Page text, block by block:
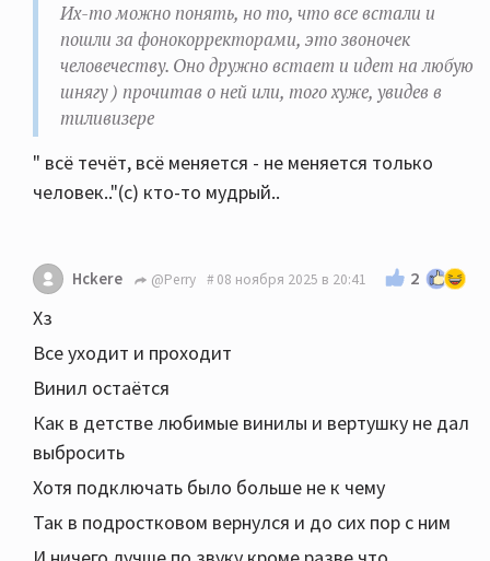
Их-то можно понять, но то, что все встали и
пошли за фонокорректорами, это звоночек
человечеству. Оно дружно встает и идет на любую
шнягу ) прочитав о ней или, того хуже, увидев в
тиливизере
" всё течёт, всё меняется - не меняется только
человек.."(с) кто-то мудрый..
Hckere @Perry 08 ноября 2025 в 20:41 2
Хз
Все уходит и проходит
Винил остаётся
Как в детстве любимые винилы и вертушку не дал
выбросить
Хотя подключать было больше не к чему
Так в подростковом вернулся и до сих пор с ним